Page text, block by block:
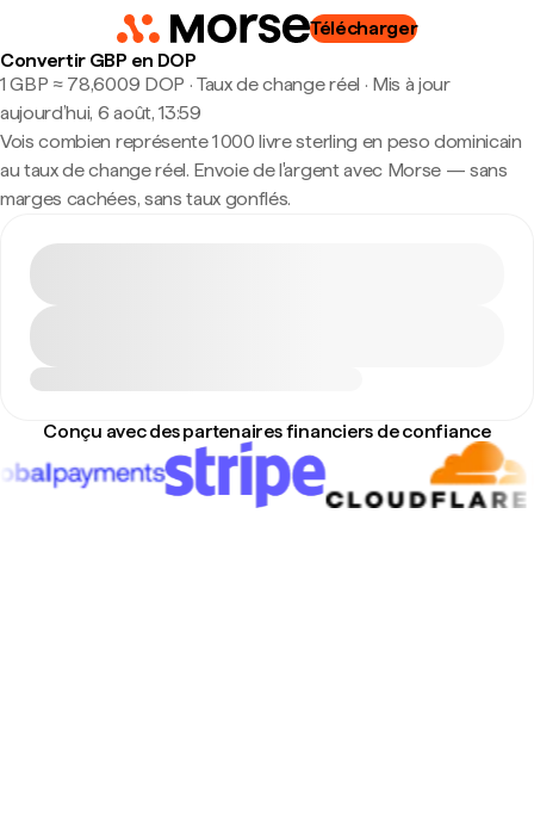
Télécharger
Convertir GBP en DOP
1 GBP ≈ 78,6009 DOP · Taux de change réel · Mis à jour
aujourd’hui, 6 août, 13:59
Vois combien représente 1 000 livre sterling en peso dominicain
au taux de change réel. Envoie de l'argent avec Morse — sans
marges cachées, sans taux gonflés.
Conçu avec des partenaires financiers de confiance